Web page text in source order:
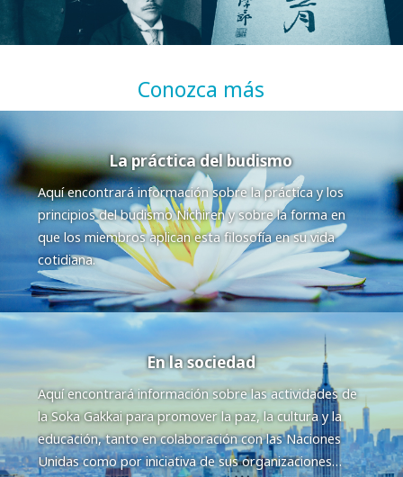
Conozca más
La práctica del budismo
Aquí encontrará información sobre la práctica y los
principios del budismo Nichiren y sobre la forma en
que los miembros aplican esta filosofía en su vida
cotidiana.
En la sociedad
Aquí encontrará información sobre las actividades de
la Soka Gakkai para promover la paz, la cultura y la
educación, tanto en colaboración con las Naciones
Unidas como por iniciativa de sus organizaciones